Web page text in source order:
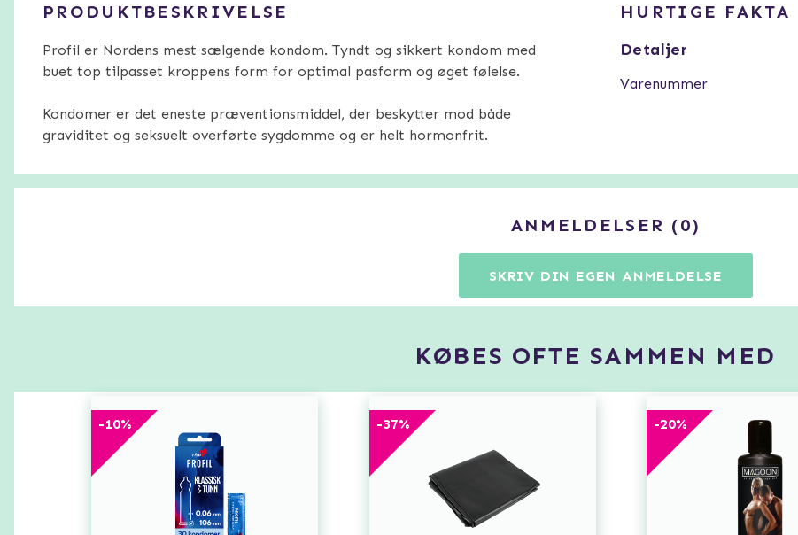
PRODUKTBESKRIVELSE
Profil er Nordens mest sælgende kondom. Tyndt og sikkert kondom med
buet top tilpasset kroppens form for optimal pasform og øget følelse.
Kondomer er det eneste præventionsmiddel, der beskytter mod både
graviditet og seksuelt overførte sygdomme og er helt hormonfrit.
HURTIGE FAKTA
Detaljer
Varenummer
ANMELDELSER 0
SKRIV DIN EGEN ANMELDELSE
KØBES OFTE SAMMEN MED
-10% -37% -20%